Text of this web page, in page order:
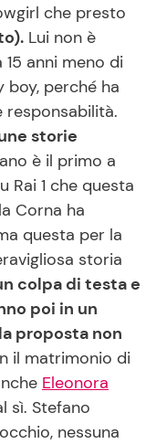
in TV
Piatti
Facili e Veloci
Feste
per Bambini
che presto
Lui non è
anni meno di
boy, perché ha
responsabilità.
storie
è il primo a
Rai 1 che questa
Corna ha
questa per la
storia
colpa di testa e
poi in un
proposta non
il matrimonio di
Eleonora
sì. Stefano
nessuna